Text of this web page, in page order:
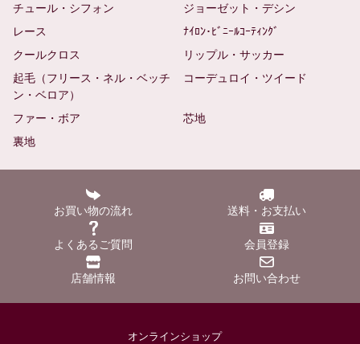
チュール・シフォン
ジョーゼット・デシン
レース
ﾅｲﾛﾝ･ﾋﾞﾆｰﾙｺｰﾃｨﾝｸﾞ
クールクロス
リップル・サッカー
起毛（フリース・ネル・ベッチ
ン・ベロア）
コーデュロイ・ツイード
ファー・ボア
芯地
裏地
お買い物の流れ 送料・お支払い
よくあるご質問 会員登録
店舗情報 お問い合わせ
オンラインショップ